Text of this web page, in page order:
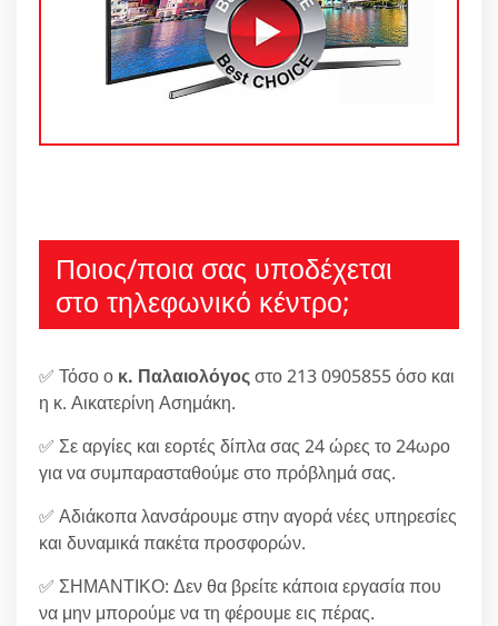
Ποιος/ποια σας υποδέχεται
στο τηλεφωνικό κέντρο;
✅ Τόσο ο κ. Παλαιολόγοςστο 213 0905855 όσο και
η κ. Αικατερίνη Ασημάκη.
✅ Σε αργίες και εορτές δίπλα σας 24 ώρες το 24ωρο
για να συμπαρασταθούμε στο πρόβλημά σας.
✅ Αδιάκοπα λανσάρουμε στην αγορά νέες υπηρεσίες
και δυναμικά πακέτα προσφορών.
✅ ΣΗΜΑΝΤΙΚΟ: Δεν θα βρείτε κάποια εργασία που
να μην μπορούμε να τη φέρουμε εις πέρας.